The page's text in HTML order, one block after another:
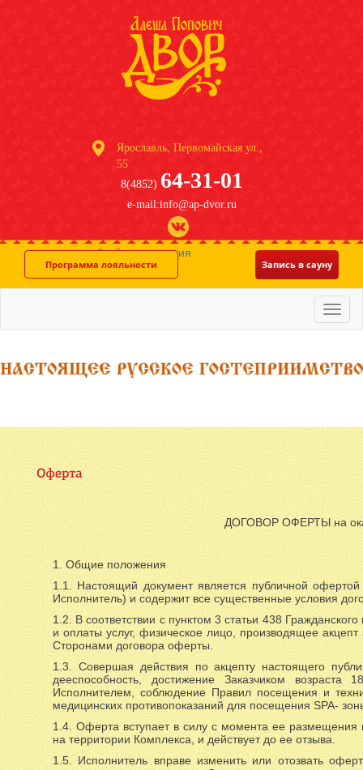
Ярославль, Первомайская ул.,
55
8(4852) 64-31-01
e-mail:info@ap-dvor.ru
система онлайн-бронирования
Программа лояльности Запись в сауну
Меню
ДОГОВОР ОФЕРТЫ на
1. Общие положения
1.1. Настоящий документ является публичной
Исполнитель) и содержит все существенные условия
1.2. В соответствии с пунктом 3 статьи 438
и оплаты услуг, физическое лицо, производящее
Сторонами договора оферты.
1.3. Совершая действия по акцепту настоящего
дееспособность, достижение Заказчиком
Исполнителем, соблюдение Правил посещения и
медицинских противопоказаний для посещения SPA-
1.4. Оферта вступает в силу с момента ее
на территории Комплекса, и действует до ее отзыва.
1.5. Исполнитель вправе изменить или отозвать